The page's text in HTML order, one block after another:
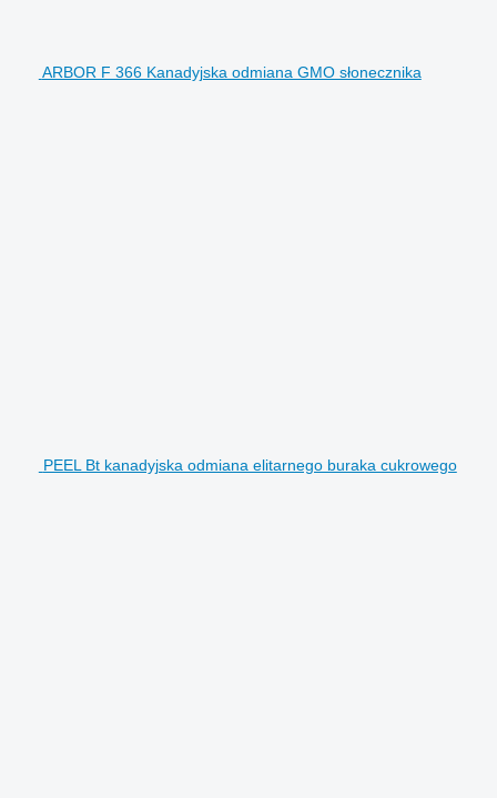
ARBOR F 366 Kanadyjska odmiana GMO słonecznika
PEEL Bt kanadyjska odmiana elitarnego buraka cukrowego